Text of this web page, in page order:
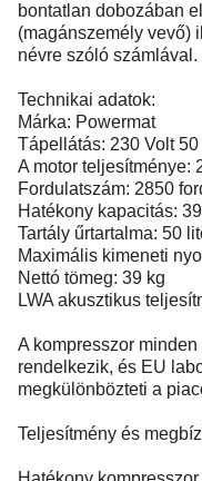
bontatlan dobozában
(magánszemély vevő)
névre szóló számlával.
Technikai adatok:
Márka: Powermat
Tápellátás: 230 Volt 50
A motor teljesítménye:
Fordulatszám: 2850
Hatékony kapacitás:
Tartály űrtartalma: 50
Maximális kimeneti
Nettó tömeg: 39 kg
LWA akusztikus
A kompresszor
rendelkezik, és EU
megkülönbözteti a
Teljesítmény és